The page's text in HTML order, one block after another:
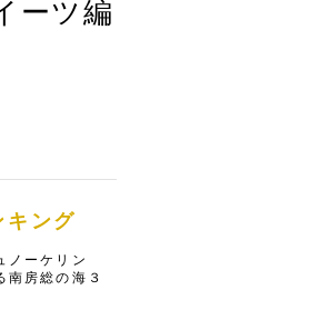
ーツ編
キング
ノーケリン
南房総の海３